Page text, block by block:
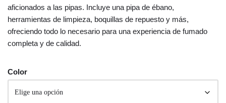
aficionados a las pipas. Incluye una pipa de ébano,
herramientas de limpieza, boquillas de repuesto y más,
ofreciendo todo lo necesario para una experiencia de fumado
completa y de calidad.
Color